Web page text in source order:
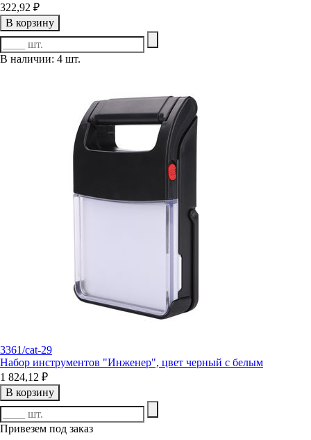
322,92 ₽
В корзину
В наличии: 4 шт.
3361/cat-29
Набор инструментов "Инженер", цвет черный с белым
1 824,12 ₽
В корзину
Привезем под заказ